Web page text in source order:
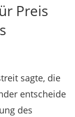
Preis
sagte, die
entscheide
des